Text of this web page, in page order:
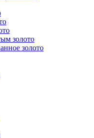
золото
золото